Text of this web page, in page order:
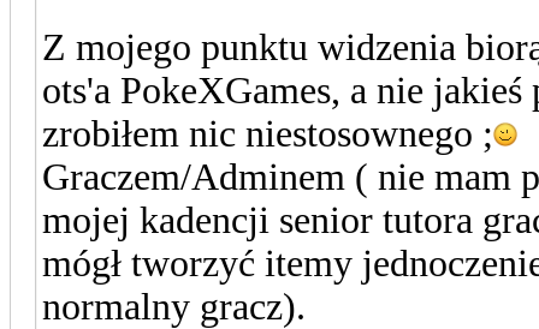
Z mojego punktu widzenia
ots'a PokeXGames, a nie
zrobiłem nic niestosownego ;
Graczem/Adminem ( nie mam
mojej kadencji senior tutora
mógł tworzyć itemy
normalny gracz).